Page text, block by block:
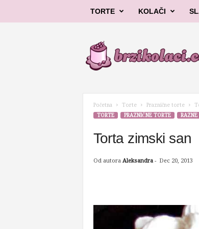
TORTE KOLAČI
l
Početna Torte Praznične torte
TORTE
PRAZNIČNE TORTE RAZNE
Torta zimski san
Od autora Aleksandra- Dec 20, 2013